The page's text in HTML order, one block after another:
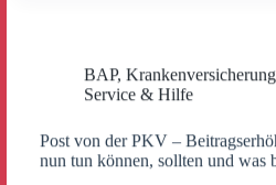
BAP, Krankenversicherung
Service & Hilfe
Post von der PKV –
nun tun können, sollten und was